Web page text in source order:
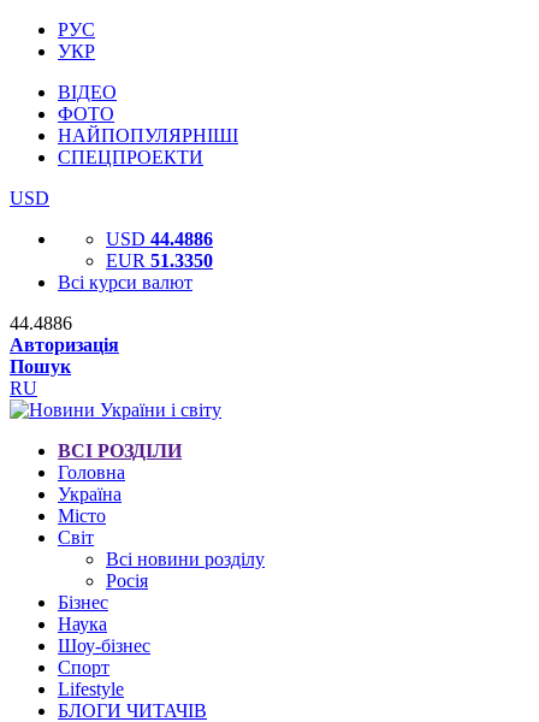
РУС
УКР
ВІДЕО
ФОТО
НАЙПОПУЛЯРНІШІ
СПЕЦПРОЕКТИ
USD
USD 44.4886
EUR 51.3350
Всі курси валют
44.4886
Авторизація
Пошук
RU
ВСІ РОЗДІЛИ
Головна
Україна
Місто
Світ
Всі новини розділу
Росія
Бізнес
Наука
Шоу-бізнес
Спорт
Lifestyle
БЛОГИ ЧИТАЧІВ